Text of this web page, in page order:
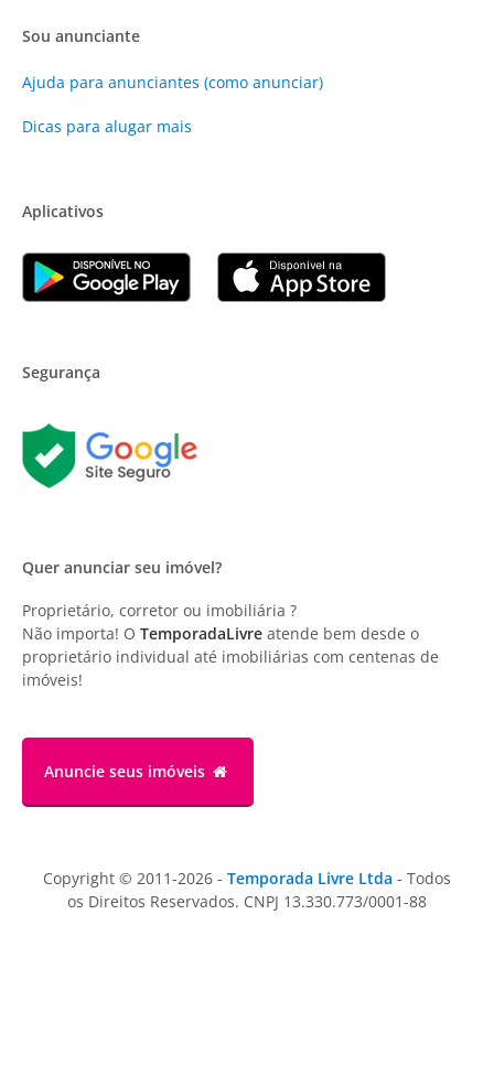
Sou anunciante
Ajuda para anunciantes (como anunciar)
Dicas para alugar mais
Aplicativos
Segurança
Quer anunciar seu imóvel?
Proprietário, corretor ou imobiliária ?
Não importa! O TemporadaLivre atende bem desde o
proprietário individual até imobiliárias com centenas de
imóveis!
Anuncie seus imóveis
Copyright © 2011-2026 - Temporada Livre Ltda - Todos
os Direitos Reservados. CNPJ 13.330.773/0001-88